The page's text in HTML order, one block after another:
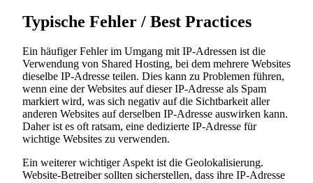
Typische Fehler / Best Practices
Ein häufiger Fehler im Umgang mit IP-Adressen ist die
Verwendung von Shared Hosting, bei dem mehrere Websites
dieselbe IP-Adresse teilen. Dies kann zu Problemen führen,
wenn eine der Websites auf dieser IP-Adresse als Spam
markiert wird, was sich negativ auf die Sichtbarkeit aller
anderen Websites auf derselben IP-Adresse auswirken kann.
Daher ist es oft ratsam, eine dedizierte IP-Adresse für
wichtige Websites zu verwenden.
Ein weiterer wichtiger Aspekt ist die Geolokalisierung.
Website-Betreiber sollten sicherstellen, dass ihre IP-Adresse